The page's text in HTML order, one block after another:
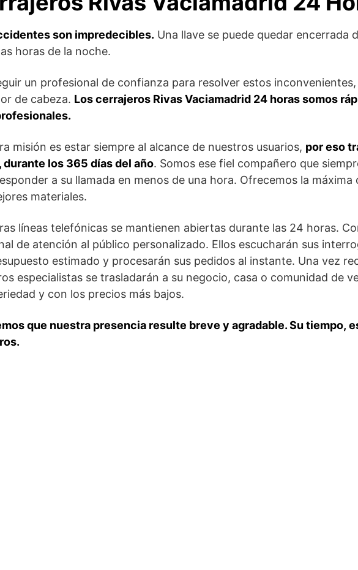
son impredecibles. Una llave se puede quedar encerrada
horas de la noche.
un profesional de confianza para resolver estos
de cabeza. Los cerrajeros Rivas Vaciamadrid 24 horas somos
misión es estar siempre al alcance de nuestros usuarios, por eso
durante los 365 días del año. Somos ese fiel compañero que
a su llamada en menos de una hora. Ofrecemos la
materiales.
líneas telefónicas se mantienen abiertas durante las 24 horas.
de atención al público personalizado. Ellos escucharán sus
estimado y procesarán sus pedidos al instante. Una vez
especialistas se trasladarán a su negocio, casa o comunidad de
y con los precios más bajos.
que nuestra presencia resulte breve y agradable. Su tiempo,